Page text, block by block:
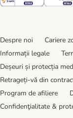
Despre noi Cariere
Informații legale
Deșeuri și protecția
Retrageți-vă din
Program de afiliere
Confidenţialitate &